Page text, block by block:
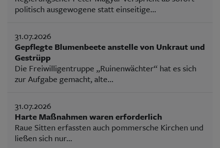
politisch ausgewogene statt einseitige...
31.07.2026
Gepflegte Blumenbeete anstelle von Unkraut und
Gestrüpp
Die Freiwilligentruppe „Ruinenwächter“ hat es sich
zur Aufgabe gemacht, alte...
31.07.2026
Harte Maßnahmen waren erforderlich
Raue Sitten erfassten auch pommersche Kirchen und
ließen sich nur...